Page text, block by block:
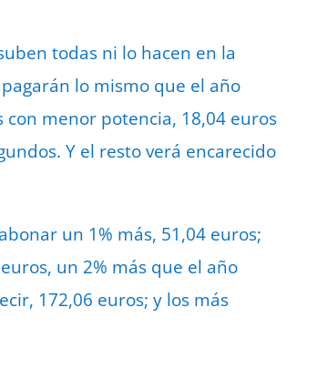
todas ni lo hacen en la
lo mismo que el año
menor potencia, 18,04 euros
Y el resto verá encarecido
un 1% más, 51,04 euros;
un 2% más que el año
172,06 euros; y los más